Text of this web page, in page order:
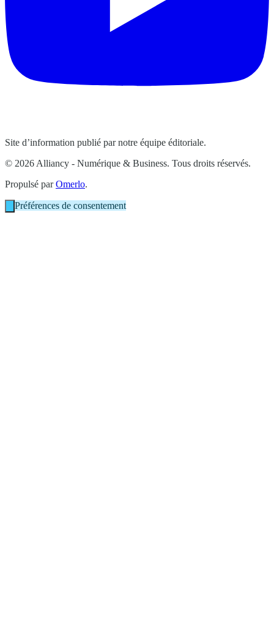
Site d’information publié par notre équipe éditoriale.
© 2026 Alliancy - Numérique & Business. Tous droits réservés.
Propulsé parOmerlo.
Préférences de consentement